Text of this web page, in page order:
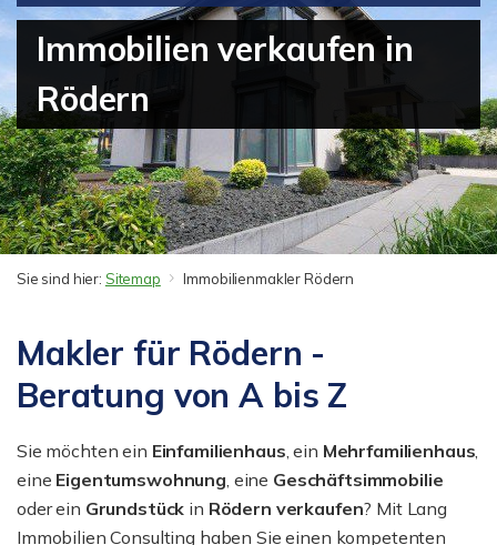
Immobilien verkaufen in
Rödern
Sie sind hier: Sitemap Immobilienmakler Rödern
Makler für Rödern -
Beratung von A bis Z
Sie möchten ein Einfamilienhaus, ein Mehrfamilienhaus,
eine Eigentumswohnung, eine Geschäftsimmobilie
oder ein Grundstück in Rödern verkaufen? Mit Lang
Immobilien Consulting haben Sie einen kompetenten